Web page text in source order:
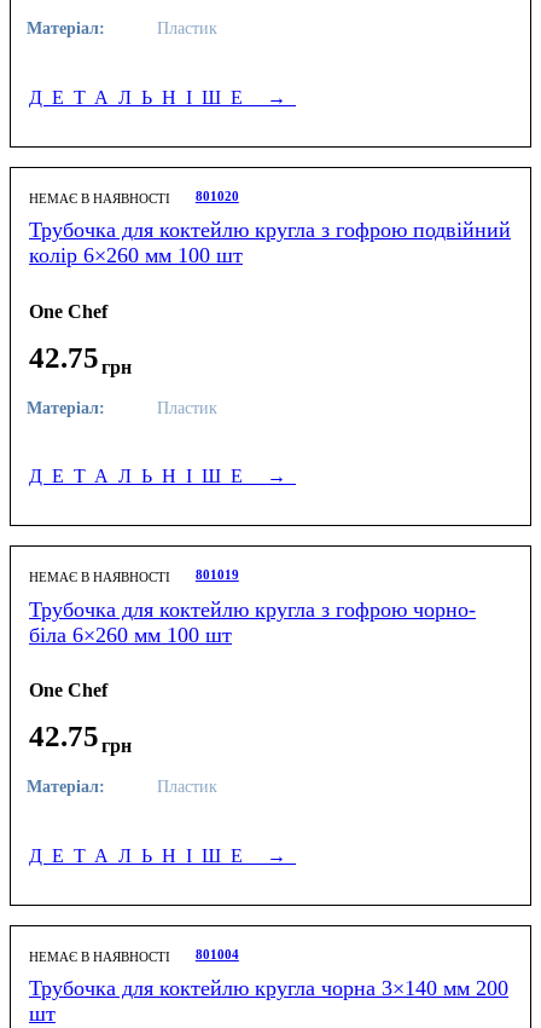
Матеріал: Пластик
ДЕТАЛЬНІШЕ →
НЕМАЄ В НАЯВНОСТІ 801020
Трубочка для коктейлю кругла з гофрою подвійний
колір 6×260 мм 100 шт
One Chef
42.75грн
Матеріал: Пластик
ДЕТАЛЬНІШЕ →
НЕМАЄ В НАЯВНОСТІ 801019
Трубочка для коктейлю кругла з гофрою чорно-
біла 6×260 мм 100 шт
One Chef
42.75грн
Матеріал: Пластик
ДЕТАЛЬНІШЕ →
НЕМАЄ В НАЯВНОСТІ 801004
Трубочка для коктейлю кругла чорна 3×140 мм 200
шт